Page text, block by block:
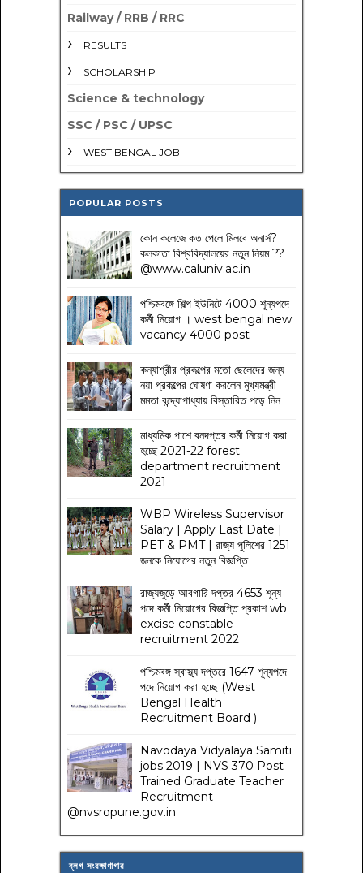
Railway / RRB / RRC
RESULTS
SCHOLARSHIP
Science & technology
SSC / PSC / UPSC
WEST BENGAL JOB
POPULAR POSTS
কোন কলেজে কত পেলে মিলবে অনার্স?
কলকাতা বিশ্ববিদ্যালয়ের নতুন নিয়ম??
@www.caluniv.ac.in
পশ্চিমবঙ্গে শিল্প ইউনিটে 4000 শূন্যপদে
কর্মী নিয়োগ । west bengal new
vacancy 4000 post
কন্যাশ্রীর প্রকল্পের মতো ছেলেদের জন্য
নয়া প্রকল্পের ঘোষণা করলেন মুখ্যমন্ত্রী
মমতা বন্দ্যোপাধ্যায় বিস্তারিত পড়ে নিন
মাধ্যমিক পাশে বনদপ্তর কর্মী নিয়োগ করা
হচ্ছে 2021-22 forest
department recruitment
2021
WBP Wireless Supervisor
Salary | Apply Last Date |
PET & PMT | রাজ্য পুলিশের 1251
জনকে নিয়োগের নতুন বিজ্ঞপ্তি
রাজ্যজুড়ে আবগারি দপ্তর 4653 শূন্য
পদে কর্মী নিয়োগের বিজ্ঞপ্তি প্রকাশ wb
excise constable
recruitment 2022
পশ্চিমবঙ্গ স্বাস্থ্য দপ্তরে 1647 শূন্যপদে
পদে নিয়োগ করা হচ্ছে (West
Bengal Health
Recruitment Board )
Navodaya Vidyalaya Samiti
jobs 2019 | NVS 370 Post
Trained Graduate Teacher
Recruitment
@nvsropune.gov.in
ব্লগ সংরক্ষাণাগার